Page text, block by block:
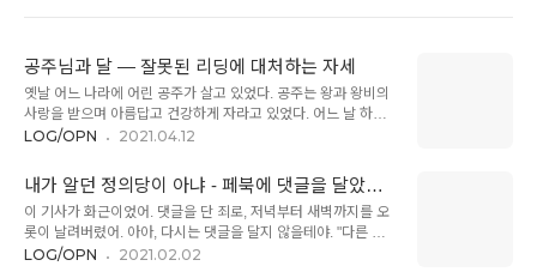
공주님과 달 — 잘못된 리딩에 대처하는 자세
옛날 어느 나라에 어린 공주가 살고 있었다. 공주는 왕과 왕비의
사랑을 받으며 아름답고 건강하게 자라고 있었다. 어느 날 하늘
높이 떠 있는 금빛 달을 보고 불현듯 그 달을 가지고 싶다며 부모
없다고 타일렀다. 그래도 막무가내로 보채는 공주. 왕은 덕망 있
고 실력 있는 학자들을 불러 공주를 설득해 보았다. "공주님, 달
은 아주 멀리 있습니다. 달이 있는 곳까지 갈 수 없습니다. 설사
달이 있는 곳까지 간다 하더라도 따올 수 없습니다."라고 말해도
소용 없었다. 공주는 달을 따다 달라는 요구를 들어주지 않자, 식
LOG/OPN 2021.04.12
내가 알던 정의당이 아냐 - 페북에 댓글을 달았더
니 혐오발언을.
이 기사가 화근이었어. 댓글을 단 죄로, 저녁부터 새벽까지를 오
롯이 날려버렸어. 아아, 다시는 댓글을 달지 않을테야. "다른 비
서는 운전 중 넷플릭스도 보던데" 면직된 류호정 수행비서의 반
LOG/OPN 2021.02.02